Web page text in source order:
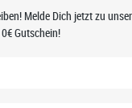
Melde Dich jetzt zu
Gutschein!